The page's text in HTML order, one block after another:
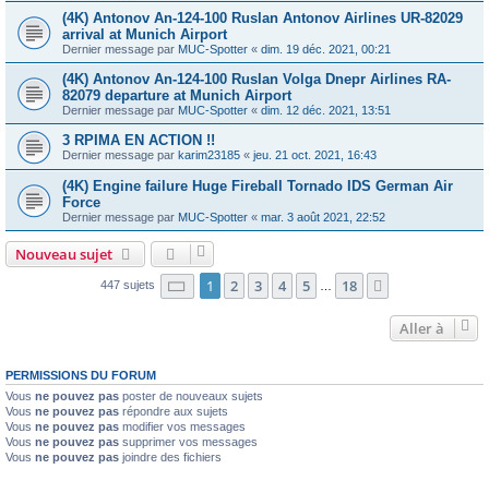
(4K) Antonov An-124-100 Ruslan Antonov Airlines UR-82029
arrival at Munich Airport
Dernier message par MUC-Spotter « dim. 19 déc. 2021, 00:21
(4K) Antonov An-124-100 Ruslan Volga Dnepr Airlines RA-
82079 departure at Munich Airport
Dernier message par MUC-Spotter « dim. 12 déc. 2021, 13:51
3 RPIMA EN ACTION !!
Dernier message par karim23185 « jeu. 21 oct. 2021, 16:43
(4K) Engine failure Huge Fireball Tornado IDS German Air
Force
Dernier message par MUC-Spotter « mar. 3 août 2021, 22:52
Nouveau sujet
447 sujets Page 1sur18
1 2 3 4 5 18
Aller à
PERMISSIONS DU FORUM
Vous ne pouvez pas poster de nouveaux sujets
Vous ne pouvez pas répondre aux sujets
Vous ne pouvez pas modifier vos messages
Vous ne pouvez pas supprimer vos messages
Vous ne pouvez pas joindre des fichiers